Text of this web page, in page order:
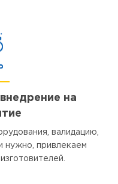
на
валидацию,
нужно, привлекаем